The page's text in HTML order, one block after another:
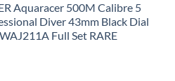
Aquaracer 500M Calibre 5
Diver 43mm Black Dial
Full Set RARE